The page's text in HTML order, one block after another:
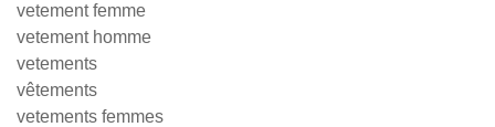
vetement femme
vetement homme
vetements
vêtements
vetements femmes